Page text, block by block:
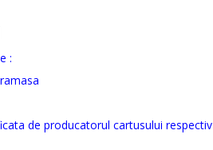
:
de producatorul cartusului respectiv